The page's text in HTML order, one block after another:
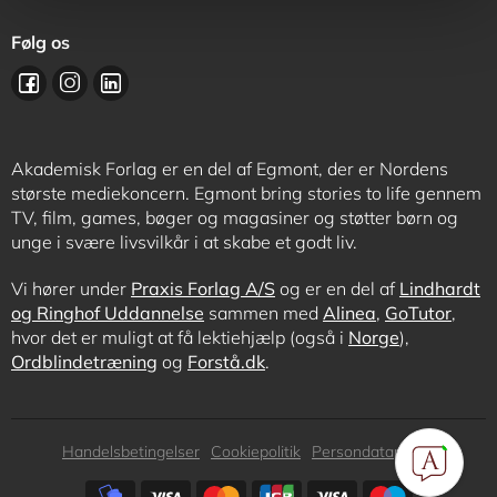
Følg os
Akademisk Forlag er en del af Egmont, der er Nordens
største mediekoncern. Egmont bring stories to life gennem
TV, film, games, bøger og magasiner og støtter børn og
unge i svære livsvilkår i at skabe et godt liv.
Vi hører under Praxis Forlag A/S og er en del af Lindhardt
og Ringhof Uddannelse sammen med Alinea, GoTutor,
hvor det er muligt at få lektiehjælp (også i Norge),
Ordblindetræning og Forstå.dk.
Subfooter
Handelsbetingelser Cookiepolitik
Persondatapolitik
Subfooter